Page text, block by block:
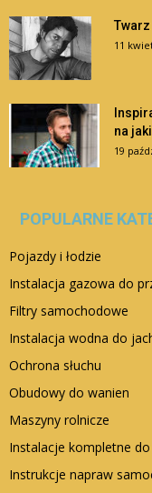
11
na
19
POPULARNE
Pojazdy i łodzie
Instalacja gazowa do
Filtry samochodowe
Instalacja wodna do
Ochrona słuchu
Obudowy do wanien
Maszyny rolnicze
Instalacje kompletne do
Instrukcje napraw